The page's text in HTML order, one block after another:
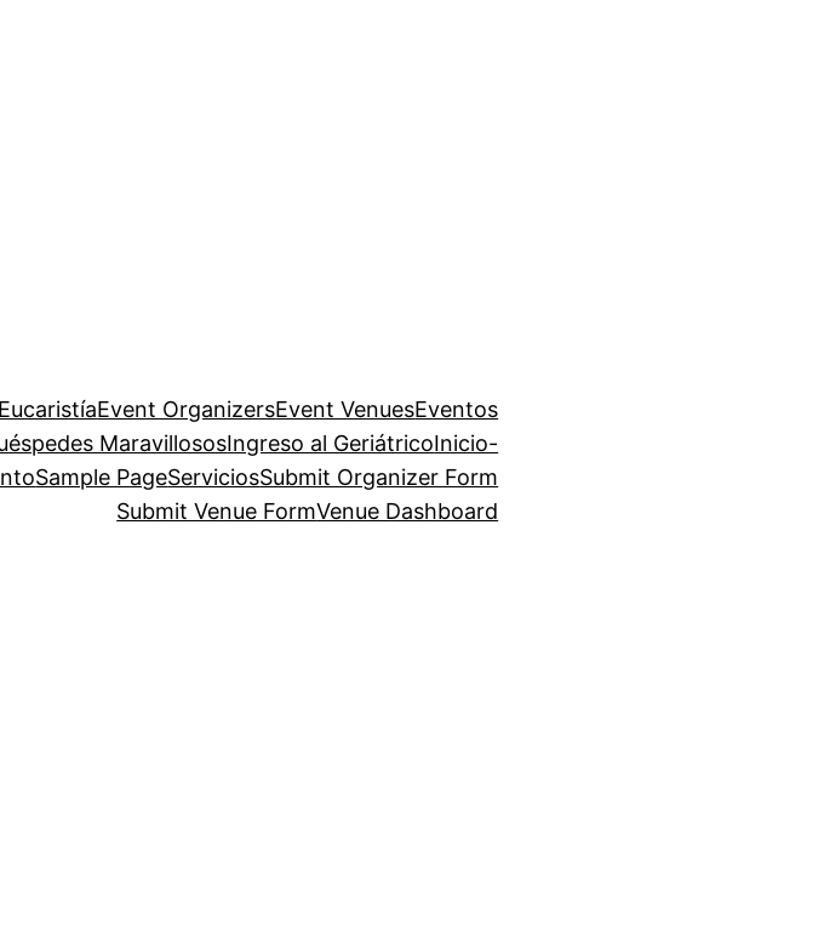
EucaristíaEvent OrganizersEvent VenuesEventos
MaravillososIngreso al GeriátricoInicio-
Sample PageServiciosSubmit Organizer Form
Submit Venue FormVenue Dashboard